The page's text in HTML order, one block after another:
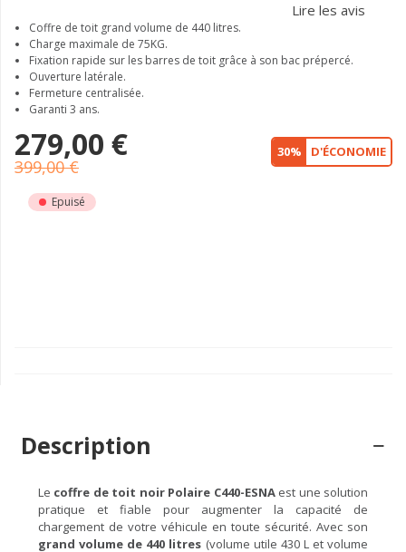
Lire les avis
Coffre de toit grand volume de 440 litres.
Charge maximale de 75KG.
Fixation rapide sur les barres de toit grâce à son bac prépercé.
Ouverture latérale.
Fermeture centralisée.
Garanti 3 ans.
279,00 €
399,00 €
30% D'ÉCONOMIE
Epuisé
Description
Le coffre de toit noir Polaire C440-ESNAest une solution
pratique et fiable pour augmenter la capacité de
chargement de votre véhicule en toute sécurité. Avec son
grand volume de 440 litres (volume utile 430 L et volume